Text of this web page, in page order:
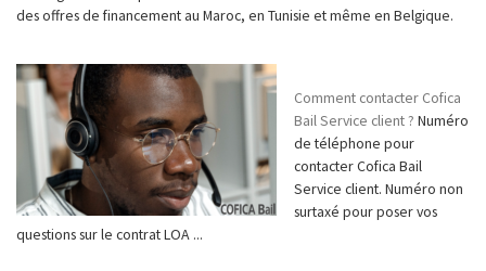
des offres de financement au Maroc, en Tunisie et même en Belgique.
Comment contacter Cofica
Bail Service client ? Numéro
de téléphone pour
contacter Cofica Bail
Service client. Numéro non
surtaxé pour poser vos
questions sur le contrat LOA ...